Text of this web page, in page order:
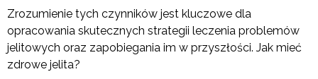
Zrozumienie tych czynników jest kluczowe dla
opracowania skutecznych strategii leczenia problemów
jelitowych oraz zapobiegania im w przyszłości. Jak mieć
zdrowe jelita?